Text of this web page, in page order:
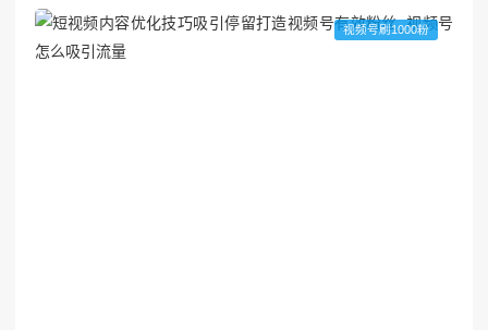
前及未来值得关注的小红书数据分析工具，并附上新手运营必
备清单，助你快速入门并实现高效增长。视涨阁---####...
视频号刷1000粉